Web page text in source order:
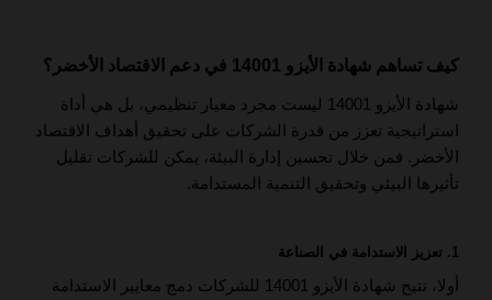
كيف تساهم شهادة الأيزو 14001 في دعم الاقتصاد الأخضر؟
شهادة الأيزو 14001 ليست مجرد معيار تنظيمي، بل هي أداة
استراتيجية تعزز من قدرة الشركات على تحقيق أهداف الاقتصاد
الأخضر. فمن خلال تحسين إدارة البيئة، يمكن للشركات تقليل
تأثيرها البيئي وتحقيق التنمية المستدامة.
1. تعزيز الاستدامة في الصناعة
أولا، تتيح شهادة الأيزو 14001 للشركات دمج معايير الاستدامة